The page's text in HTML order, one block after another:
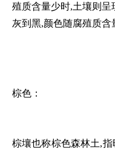
殖质含量少时,土壤则呈
灰到黑,颜色随腐殖质含
棕色：
棕壤也称棕色森林土,